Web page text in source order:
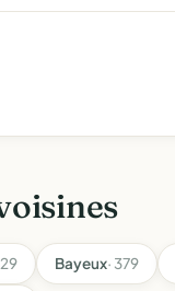
Bayeux· 379